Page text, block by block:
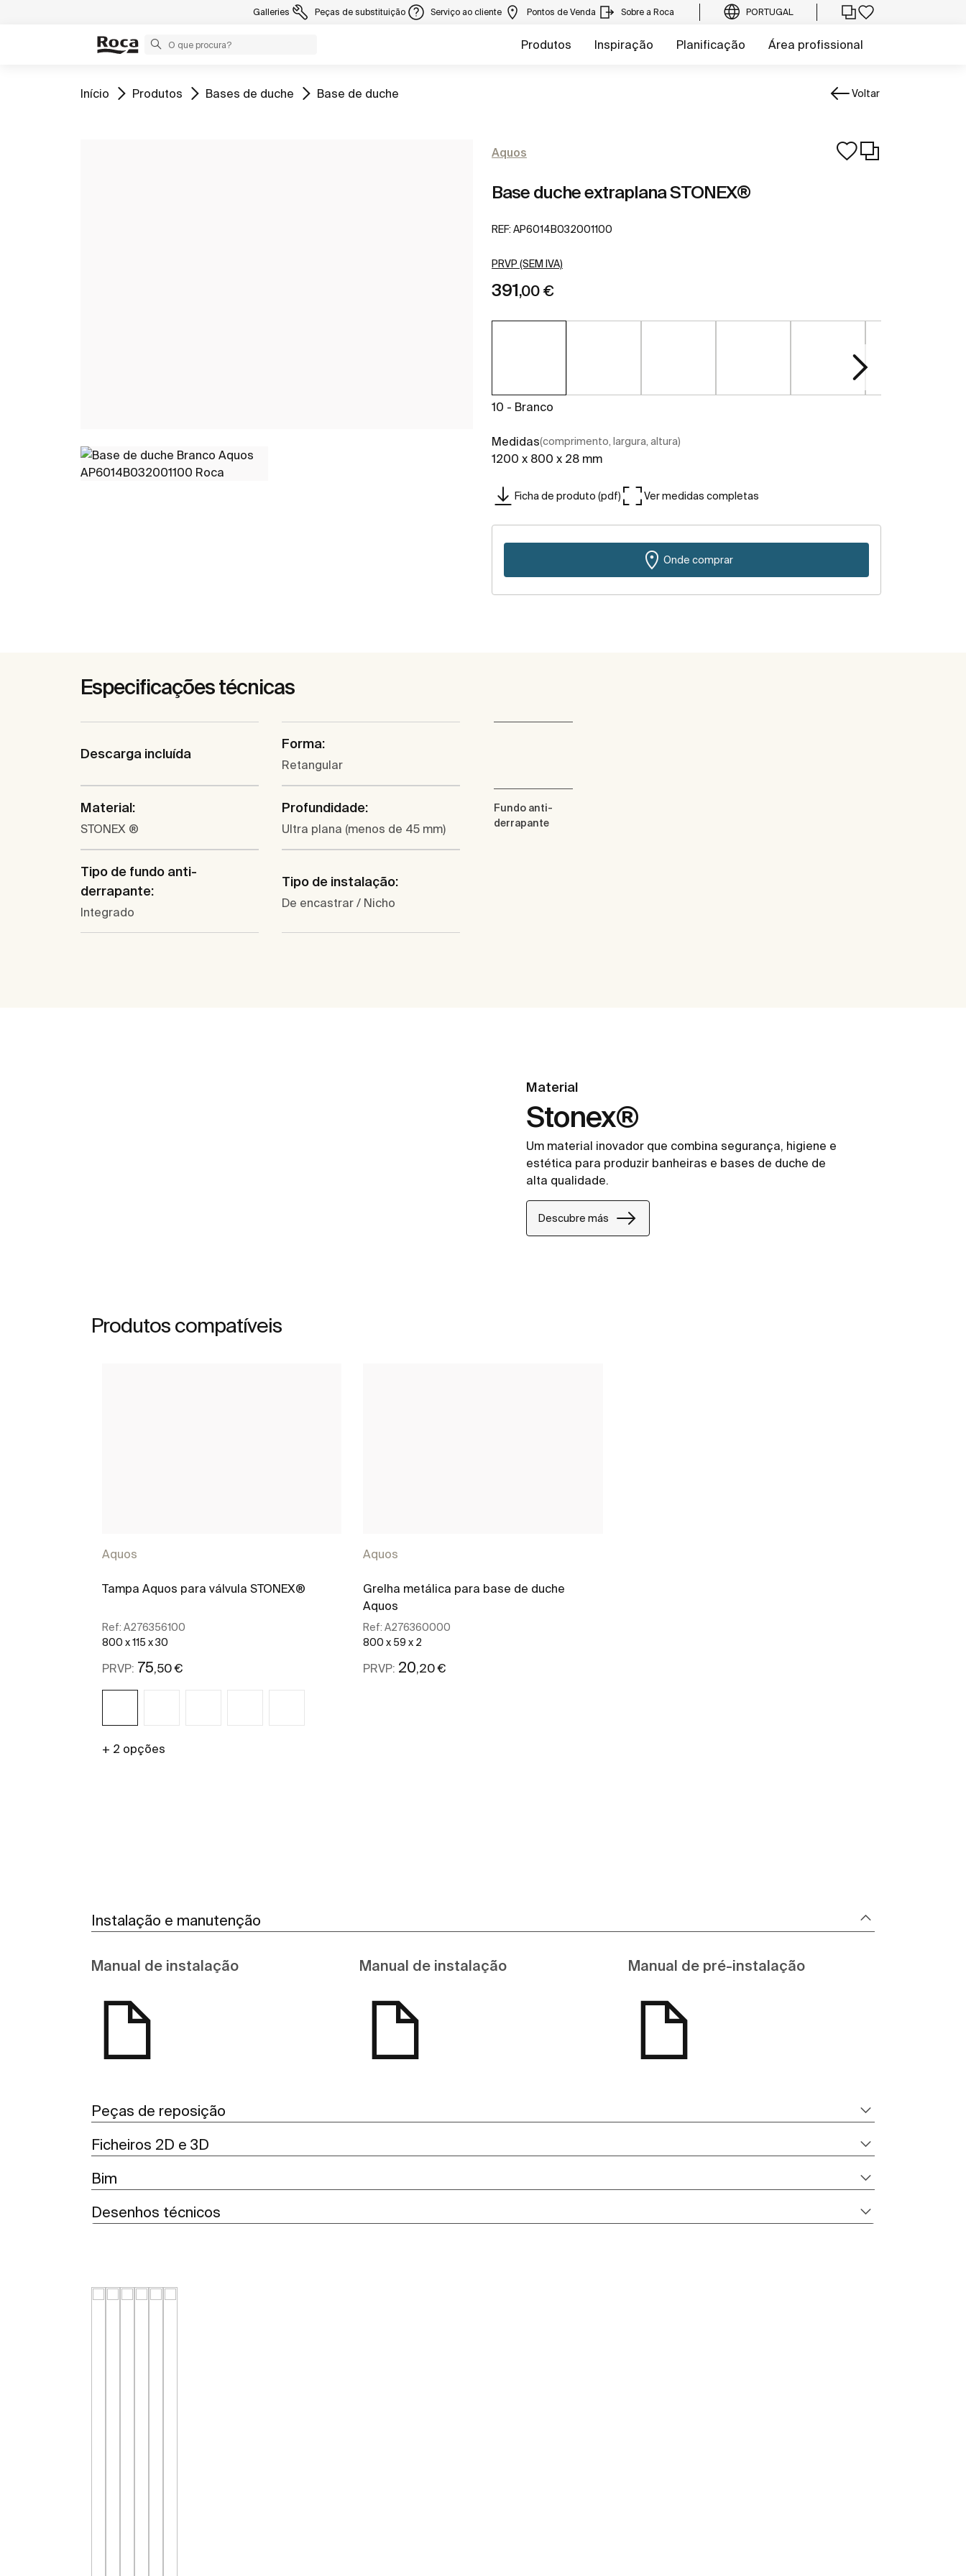
Galleries Peças de substituição Serviço ao cliente Pontos de Venda Sobre a Roca PORTUGAL
Produtos Inspiração Planificação Área profissional
Ir para
Início Ir para
Produtos Ir para
Bases de duche Ir para
Base de duche Voltar
Aquos
Base duche extraplana STONEX®
REF: AP6014B032001100
PRVP (SEM IVA)
391,00 €
10 - Branco
Medidas(comprimento, largura, altura)
1200 x 800 x 28 mm
Ficha de produto (pdf) Ver medidas completas
Onde comprar
Especificações técnicas
Descarga incluída
Forma:
Retangular
Material:
STONEX ®
Profundidade:
Ultra plana (menos de 45 mm)
Tipo de fundo anti-
derrapante:
Integrado
Tipo de instalação:
De encastrar / Nicho
Fundo anti-
derrapante
Material
Stonex®
Um material inovador que combina segurança, higiene e
estética para produzir banheiras e bases de duche de
alta qualidade.
Descubre más
Produtos compatíveis
Aquos
Tampa Aquos para válvula STONEX®
Ref: A276356100
800 x 115 x 30
PRVP: 75,50 €
+ 2 opções
Aquos
Grelha metálica para base de duche
Aquos
Ref:A276360000
800 x 59 x 2
PRVP: 20,20 €
Instalação e manutenção
Manual de instalação Manual de instalação Manual de pré-instalação
Peças de reposição
Ficheiros 2D e 3D
Bim
Desenhos técnicos